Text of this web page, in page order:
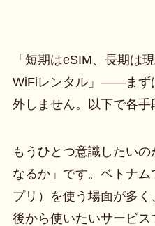
「短期はeSIM、長期は
WiFiレンタル」——まず
外しません。以下で各手
もうひとつ意識したい
なるか」です。ベトナ
プリ）を使う場面が多
後から使いたいサービ